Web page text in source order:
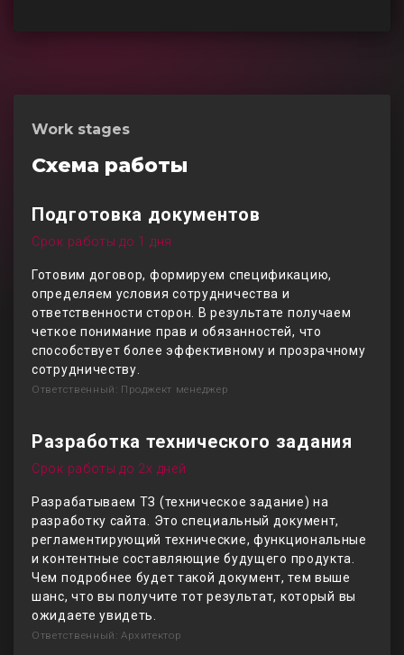
Work stages
Схема работы
Подготовка документов
Срок работы до 1 дня
Готовим договор, формируем спецификацию,
определяем условия сотрудничества и
ответственности сторон. В результате получаем
четкое понимание прав и обязанностей, что
способствует более эффективному и прозрачному
сотрудничеству.
Ответственный: Проджект менеджер
Разработка технического задания
Срок работы до 2х дней
Разрабатываем ТЗ (техническое задание) на
разработку сайта. Это специальный документ,
регламентирующий технические, функциональные
и контентные составляющие будущего продукта.
Чем подробнее будет такой документ, тем выше
шанс, что вы получите тот результат, который вы
ожидаете увидеть.
Ответственный: Архитектор